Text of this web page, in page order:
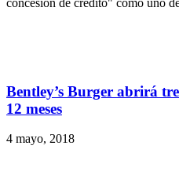
concesión de crédito" como uno
Bentley’s Burger abrirá
12 meses
4 mayo, 2018